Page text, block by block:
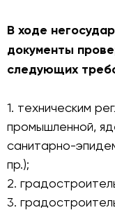
В ходе
документы
следующих
1. техническим
промышленной,
санитарно-
пр.);
2.
3.